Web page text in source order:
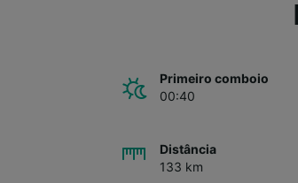
Primeiro comboio
00:40
Distância
133 km